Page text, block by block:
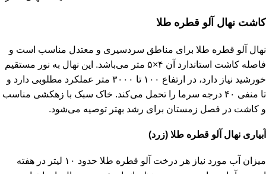
کاشت نهال آلو قطره طلا
نهال آلو قطره طلا برای مناطق سردسیری و معتدل مناسب است و
فاصله کاشت استاندارد آن ۴×۵ متر می‌باشد. این نهال به نور مستقیم
خورشید نیاز دارد، در ارتفاع ۱۰۰ تا ۳۰۰۰ متر عملکرد مطلوبی دارد و
تا منفی ۴۰ درجه سرما را تحمل می‌کند. خاک سبک با زهکشی مناسب
و کاشت در فصل زمستان برای رشد بهتر توصیه می‌شود.
آبیاری نهال آلو قطره طلا (زرد)
میزان آب مورد نیاز هر درخت آلو ق
طره طلا حدود ۱۰ لیتر در هفته